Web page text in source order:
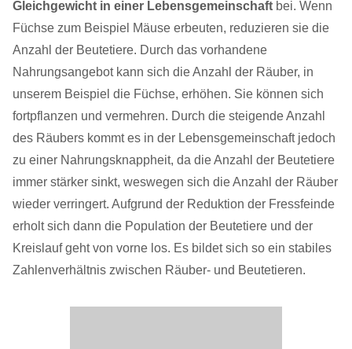
Gleichgewicht in einer Lebensgemeinschaft bei. Wenn
Füchse zum Beispiel Mäuse erbeuten, reduzieren sie die
Anzahl der Beutetiere. Durch das vorhandene
Nahrungsangebot kann sich die Anzahl der Räuber, in
unserem Beispiel die Füchse, erhöhen. Sie können sich
fortpflanzen und vermehren. Durch die steigende Anzahl
des Räubers kommt es in der Lebensgemeinschaft jedoch
zu einer Nahrungsknappheit, da die Anzahl der Beutetiere
immer stärker sinkt, weswegen sich die Anzahl der Räuber
wieder verringert. Aufgrund der Reduktion der Fressfeinde
erholt sich dann die Population der Beutetiere und der
Kreislauf geht von vorne los. Es bildet sich so ein stabiles
Zahlenverhältnis zwischen Räuber- und Beutetieren.